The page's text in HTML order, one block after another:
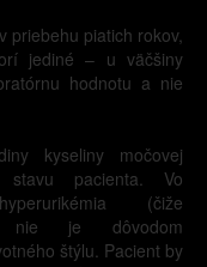
priebehu piatich rokov,
jediné – u väčšiny
hodnotu a nie
kyseliny močovej
stavu pacienta. Vo
(čiže
nie je dôvodom
štýlu. Pacient by